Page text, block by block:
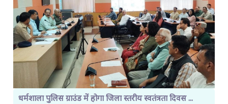
धर्मशाला पुलिस ग्राउंड में होगा जिला स्तरीय स्वतंत्रता दिवस ...